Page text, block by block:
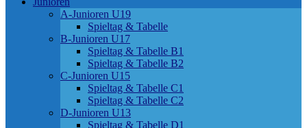
A-Junioren U19
Spieltag & Tabelle
B-Junioren U17
Spieltag & Tabelle B1
Spieltag & Tabelle B2
C-Junioren U15
Spieltag & Tabelle C1
Spieltag & Tabelle C2
D-Junioren U13
Spieltag & Tabelle D1